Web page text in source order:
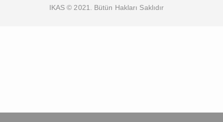
IKAS © 2021. Bütün Hakları Saklıdır